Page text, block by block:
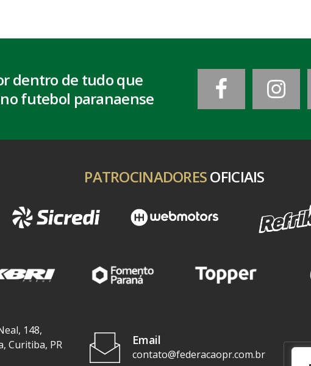
dentro de tudo que
futebol paranaense
PATROCINADORESOFICIAIS
148,
Curitiba, PR
Email
contato@federacaopr.com.br